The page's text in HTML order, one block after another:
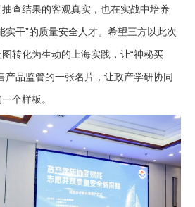
查结果的客观真实，也在实战中培养
实干”的质量安全人才。希望三方以此次
转化为生动的上海实践，让“神秘买
产品监管的一张名片，让政产学研协同
个样板。